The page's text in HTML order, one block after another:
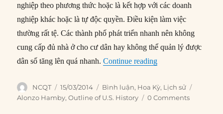
nghiệp theo phương thức hoặc là kết hợp với các doanh
nghiệp khác hoặc là tự độc quyền. Điều kiện làm việc
thường rất tệ. Các thành phố phát triển nhanh nên không
cung cấp đủ nhà ở cho cư dân hay không thể quản lý được
dân số tăng lên quá nhanh.Continue reading“Khái quát lịch sử
Author
NCQT
Posted
on
15/03/2014 Categories
Bình luận, Hoa Kỳ, Lịch sử
Alonzo Hamby,Outline of U.S. History 0 Comments